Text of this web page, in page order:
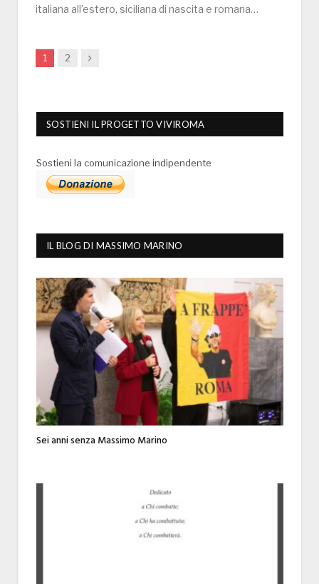
italiana all’estero, siciliana di nascita e romana…
1 2 Next
SOSTIENI IL PROGETTO VIVIROMA
Sostieni la comunicazione indipendente
IL BLOG DI MASSIMO MARINO
Sei anni senza Massimo Marino